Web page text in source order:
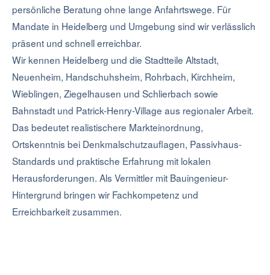
persönliche Beratung ohne lange Anfahrtswege. Für
Mandate in Heidelberg und Umgebung sind wir verlässlich
präsent und schnell erreichbar.
Wir kennen Heidelberg und die Stadtteile Altstadt,
Neuenheim, Handschuhsheim, Rohrbach, Kirchheim,
Wieblingen, Ziegelhausen und Schlierbach sowie
Bahnstadt und Patrick-Henry-Village aus regionaler Arbeit.
Das bedeutet realistischere Markteinordnung,
Ortskenntnis bei Denkmalschutzauflagen, Passivhaus-
Standards und praktische Erfahrung mit lokalen
Herausforderungen. Als Vermittler mit Bauingenieur-
Hintergrund bringen wir Fachkompetenz und
Erreichbarkeit zusammen.